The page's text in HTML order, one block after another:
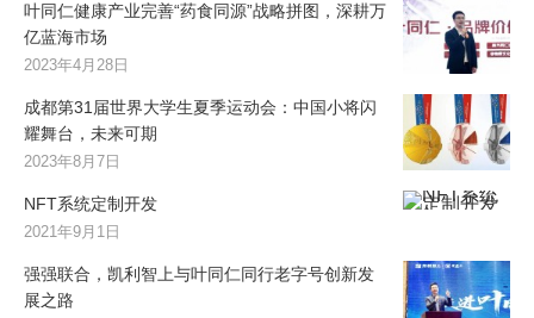
叶同仁健康产业完善“药食同源”战略拼图，深耕万
亿蓝海市场
2023年4月28日
成都第31届世界大学生夏季运动会：中国小将闪
耀舞台，未来可期
2023年8月7日
NFT系统定制开发
2021年9月1日
强强联合，凯利智上与叶同仁同行老字号创新发
展之路